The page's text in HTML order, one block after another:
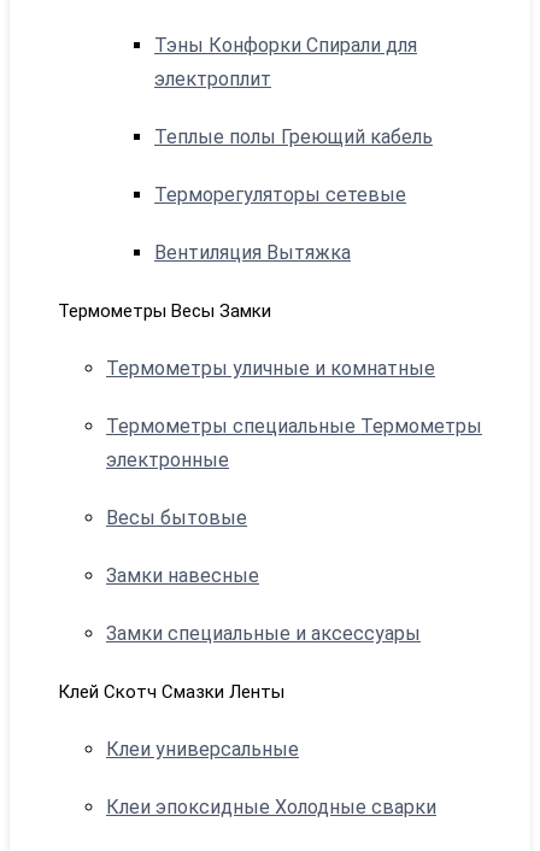
Тэны Конфорки Спирали для
электроплит
Теплые полы Греющий кабель
Терморегуляторы сетевые
Вентиляция Вытяжка
Термометры Весы Замки
Термометры уличные и комнатные
Термометры специальные Термометры
электронные
Весы бытовые
Замки навесные
Замки специальные и аксессуары
Клей Скотч Смазки Ленты
Клеи универсальные
Клеи эпоксидные Холодные сварки